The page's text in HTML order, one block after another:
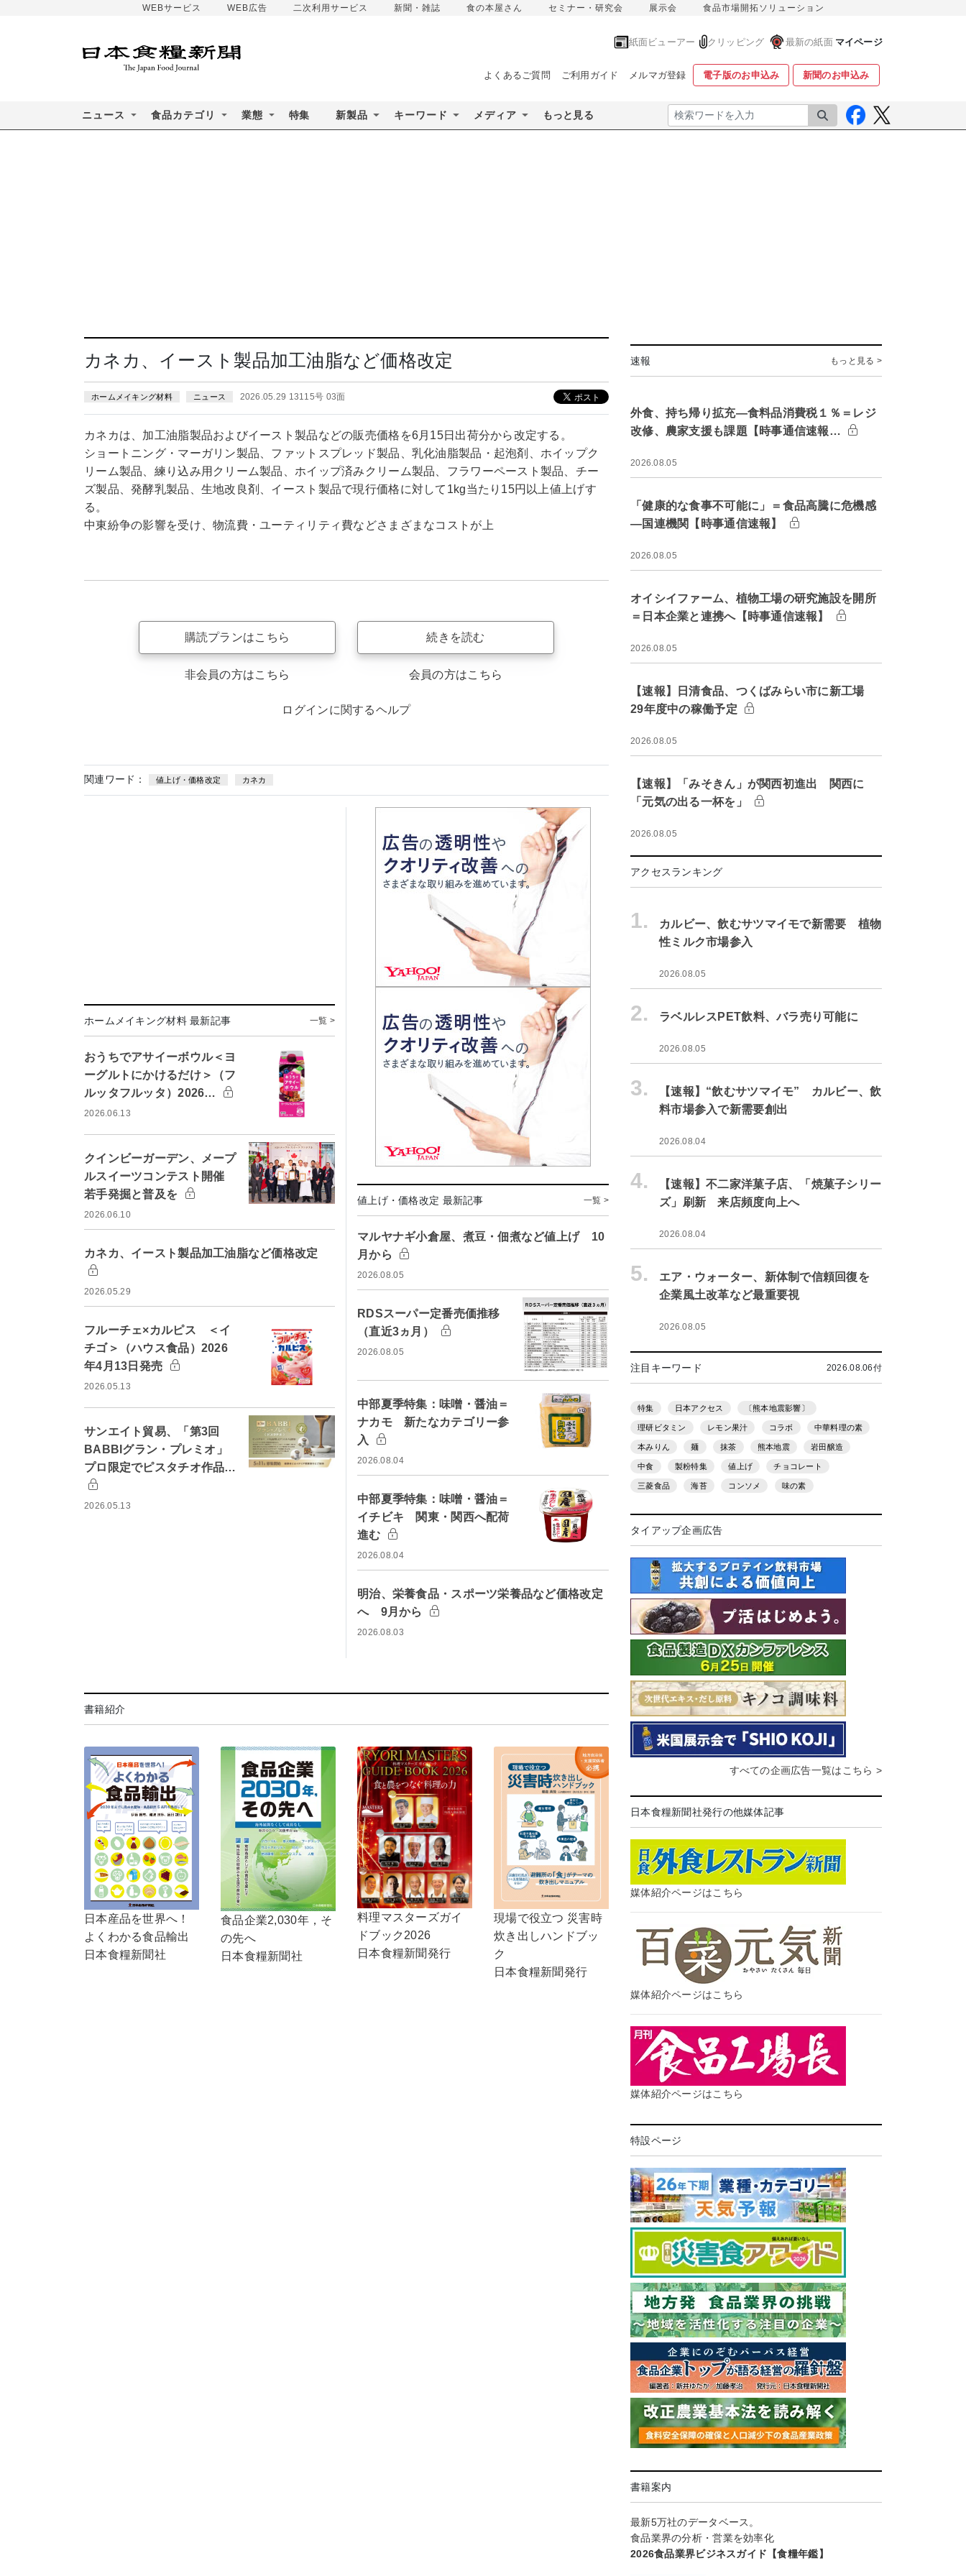
WEBサービス WEB広告 二次利用サービス 新聞・雑誌 食の本屋さん セミナー・研究会 展示会 食品市場開拓ソリューション
紙面ビューアー クリッピング 最新の紙面 マイページ
よくあるご質問 ご利用ガイド メルマガ登録 電子版のお申込み 新聞のお申込み
ニュース 食品カテゴリ 業態 特集 新製品 キーワード メディア もっと見る 検索
カネカ、イースト製品加工油脂など価格改定
ホームメイキング材料 ニュース 2026.05.29 13115号 03面
カネカは、加工油脂製品およびイースト製品などの販売価格を6月15日出荷分から改定する。
ショートニング・マーガリン製品、ファットスプレッド製品、乳化油脂製品・起泡剤、ホイップク
リーム製品、練り込み用クリーム製品、ホイップ済みクリーム製品、フラワーペースト製品、チー
ズ製品、発酵乳製品、生地改良剤、イースト製品で現行価格に対して1kg当たり15円以上値上げす
る。
中東紛争の影響を受け、物流費・ユーティリティ費などさまざまなコストが上
購読プランはこちら
非会員の方はこちら
続きを読む
会員の方はこちら
ログインに関するヘルプ
関連ワード： 値上げ・価格改定 カネカ
ホームメイキング材料 最新記事 一覧 >
おうちでアサイーボウル＜ヨ
ーグルトにかけるだけ＞（フ
ルッタフルッタ）2026…
2026.06.13
クインビーガーデン、メープ
ルスイーツコンテスト開催
若手発掘と普及を
2026.06.10
カネカ、イースト製品加工油脂など価格改定
2026.05.29
フルーチェ×カルピス ＜イ
チゴ＞（ハウス食品）2026
年4月13日発売
2026.05.13
サンエイト貿易、「第3回
BABBIグラン・プレミオ」
プロ限定でピスタチオ作品…
2026.05.13
値上げ・価格改定 最新記事 一覧 >
マルヤナギ小倉屋、煮豆・佃煮など値上げ 10
月から
2026.08.05
RDSスーパー定番売価推移
（直近3ヵ月）
2026.08.05
中部夏季特集：味噌・醤油＝
ナカモ 新たなカテゴリー参
入
2026.08.04
中部夏季特集：味噌・醤油＝
イチビキ 関東・関西へ配荷
進む
2026.08.04
明治、栄養食品・スポーツ栄養品など価格改定
へ 9月から
2026.08.03
書籍紹介
日本産品を世界へ！
よくわかる食品輸出
日本食糧新聞社
食品企業2,030年，そ
の先へ
日本食糧新聞社
料理マスターズガイ
ドブック2026
日本食糧新聞発行
現場で役立つ 災害時
炊き出しハンドブッ
ク
日本食糧新聞発行
速報 もっと見る >
外食、持ち帰り拡充―食料品消費税１％＝レジ
改修、農家支援も課題【時事通信速報…
2026.08.05
「健康的な食事不可能に」＝食品高騰に危機感
―国連機関【時事通信速報】
2026.08.05
オイシイファーム、植物工場の研究施設を開所
＝日本企業と連携へ【時事通信速報】
2026.08.05
【速報】日清食品、つくばみらい市に新工場
29年度中の稼働予定
2026.08.05
【速報】「みそきん」が関西初進出 関西に
「元気の出る一杯を」
2026.08.05
アクセスランキング
1.
カルビー、飲むサツマイモで新需要 植物
性ミルク市場参入
2026.08.05
2. ラベルレスPET飲料、バラ売り可能に
2026.08.05
3.
【速報】“飲むサツマイモ” カルビー、飲
料市場参入で新需要創出
2026.08.04
4.
【速報】不二家洋菓子店、「焼菓子シリー
ズ」刷新 来店頻度向上へ
2026.08.04
5.
エア・ウォーター、新体制で信頼回復を
企業風土改革など最重要視
2026.08.05
注目キーワード 2026.08.06付
特集 日本アクセス 〔熊本地震影響〕
理研ビタミン レモン果汁 コラボ 中華料理の素
本みりん 麺 抹茶 熊本地震 岩田醸造
中食 製粉特集 値上げ チョコレート
三菱食品 海苔 コンソメ 味の素
タイアップ企画広告
すべての企画広告一覧はこちら >
日本食糧新聞社発行の他媒体記事
媒体紹介ページはこちら
媒体紹介ページはこちら
媒体紹介ページはこちら
特設ページ
書籍案内
最新5万社のデータベース。
食品業界の分析・営業を効率化
2026食品業界ビジネスガイド【食糧年鑑】